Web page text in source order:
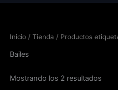
Inicio / Tienda / Productos
Bailes
Mostrando los 2 resultados